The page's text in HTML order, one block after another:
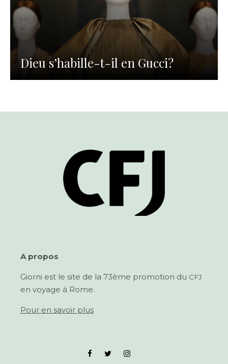
Dieu s’habille-t-il en Gucci?
A pro­pos
Giorni est le site de la 73ème pro­mo­tion du CFJ
en voy­age à Rome.
Pour en savoir plus